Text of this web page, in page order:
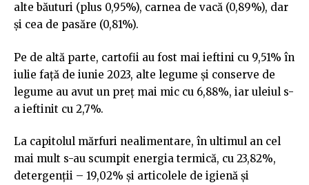
alte băuturi (plus 0,95%), carnea de vacă (0,89%), dar
şi cea de pasăre (0,81%).
Pe de altă parte, cartofii au fost mai ieftini cu 9,51% în
iulie faţă de iunie 2023, alte legume şi conserve de
legume au avut un preţ mai mic cu 6,88%, iar uleiul s-
a ieftinit cu 2,7%.
La capitolul mărfuri nealimentare, în ultimul an cel
mai mult s-au scumpit energia termică, cu 23,82%,
detergenţii – 19,02% şi articolele de igienă şi